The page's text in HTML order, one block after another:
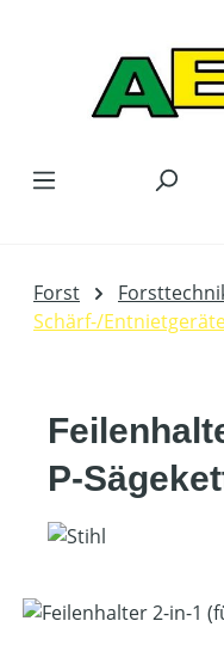
Forst
Schärf-/
P-
Bildergalerie